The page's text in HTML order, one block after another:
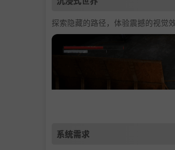
探索隐藏的路径，体验震撼的视觉
系统需求